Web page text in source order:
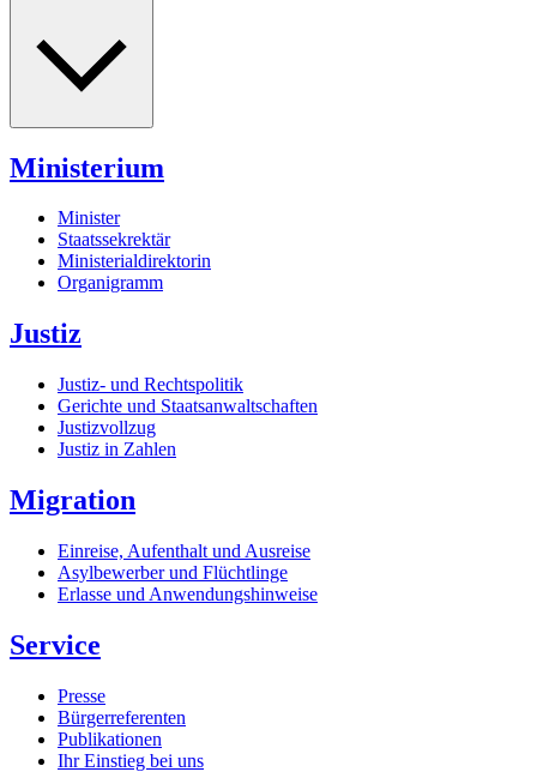
Ministerium
Minister
Staatssekrektär
Ministerialdirektorin
Organigramm
Justiz
Justiz- und Rechtspolitik
Gerichte und Staatsanwaltschaften
Justizvollzug
Justiz in Zahlen
Migration
Einreise, Aufenthalt und Ausreise
Asylbewerber und Flüchtlinge
Erlasse und Anwendungshinweise
Service
Presse
Bürgerreferenten
Publikationen
Ihr Einstieg bei uns